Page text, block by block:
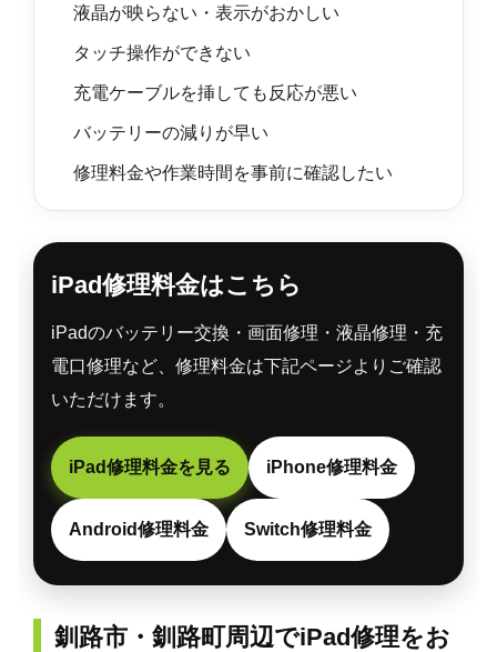
液晶が映らない・表示がおかしい
タッチ操作ができない
充電ケーブルを挿しても反応が悪い
バッテリーの減りが早い
修理料金や作業時間を事前に確認したい
iPad修理料金はこちら
iPadのバッテリー交換・画面修理・液晶修理・充
電口修理など、修理料金は下記ページよりご確認
いただけます。
iPad修理料金を見る iPhone修理料金
Android修理料金 Switch修理料金
釧路市・釧路町周辺でiPad修理をお